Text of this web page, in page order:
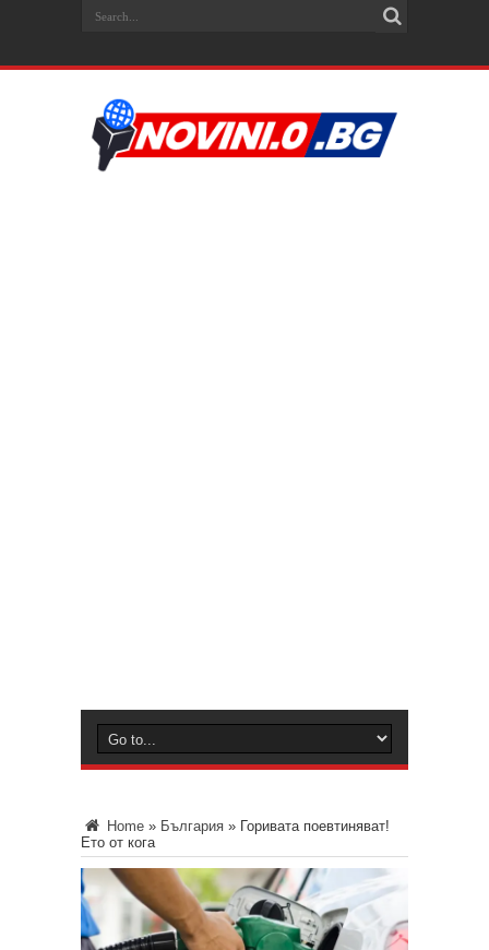
Home » България » Горивата поевтиняват!
Ето от кога